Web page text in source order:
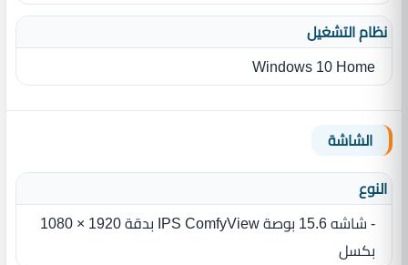
نظام التشغيل
Windows 10 Home
الشاشة
النوع
بكسل